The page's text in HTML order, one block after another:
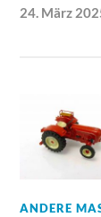
24. März
ANDERE